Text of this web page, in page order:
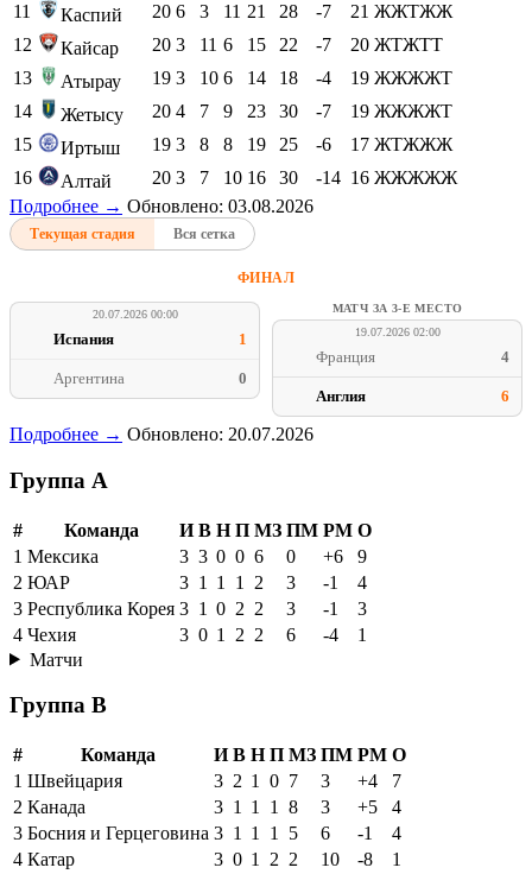
11
Каспий 20 6 3 11 21 28 -7 21 ЖЖТЖЖ
12
Кайсар 20 3 11 6 15 22 -7 20 ЖТЖТТ
13
Атырау 19 3 10 6 14 18 -4 19 ЖЖЖЖТ
14
Жетысу 20 4 7 9 23 30 -7 19 ЖЖЖЖТ
15
Иртыш 19 3 8 8 19 25 -6 17 ЖТЖЖЖ
16
Алтай 20 3 7 10 16 30 -14 16 ЖЖЖЖЖ
Подробнее → Обновлено: 03.08.2026
Текущая стадия Вся сетка
ФИНАЛ
20.07.2026 00:00
Испания 1
Аргентина 0
МАТЧ ЗА 3-Е МЕСТО
19.07.2026 02:00
Франция 4
Англия 6
Подробнее → Обновлено: 20.07.2026
Группа A
# Команда И В Н П МЗ ПМ РМ О
1 Мексика 3 3 0 0 6 0 +6
9
2 ЮАР 3 1 1 1 2 3 -1
4
3 Республика Корея 3 1 0 2 2 3 -1
3
4 Чехия 3 0 1 2 2 6 -4
1
Матчи
Группа B
# Команда И В Н П МЗ ПМ РМ О
1 Швейцария 3 2 1 0 7 3 +4
7
2 Канада 3 1 1 1 8 3 +5
4
3 Босния и Герцеговина 3 1 1 1 5 6 -1
4
4 Катар 3 0 1 2 2 10 -8
1